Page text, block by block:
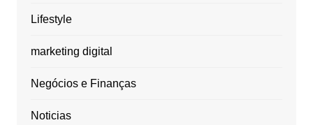
Lifestyle
marketing digital
Negócios e Finanças
Noticias